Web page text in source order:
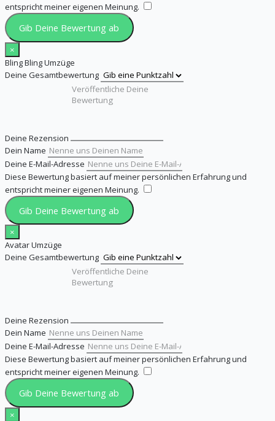
entspricht meiner eigenen Meinung.
Gib Deine Bewertung ab
×
Bling Bling Umzüge
Deine Gesamtbewertung
Deine Rezension
Dein Name
Deine E-Mail-Adresse
Diese Bewertung basiert auf meiner persönlichen Erfahrung und
entspricht meiner eigenen Meinung.
Gib Deine Bewertung ab
×
Avatar Umzüge
Deine Gesamtbewertung
Deine Rezension
Dein Name
Deine E-Mail-Adresse
Diese Bewertung basiert auf meiner persönlichen Erfahrung und
entspricht meiner eigenen Meinung.
Gib Deine Bewertung ab
×